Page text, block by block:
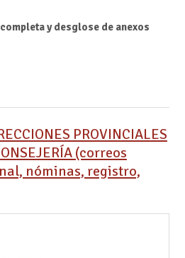
y desglose de anexos
PROVINCIALES
(correos
nóminas, registro,